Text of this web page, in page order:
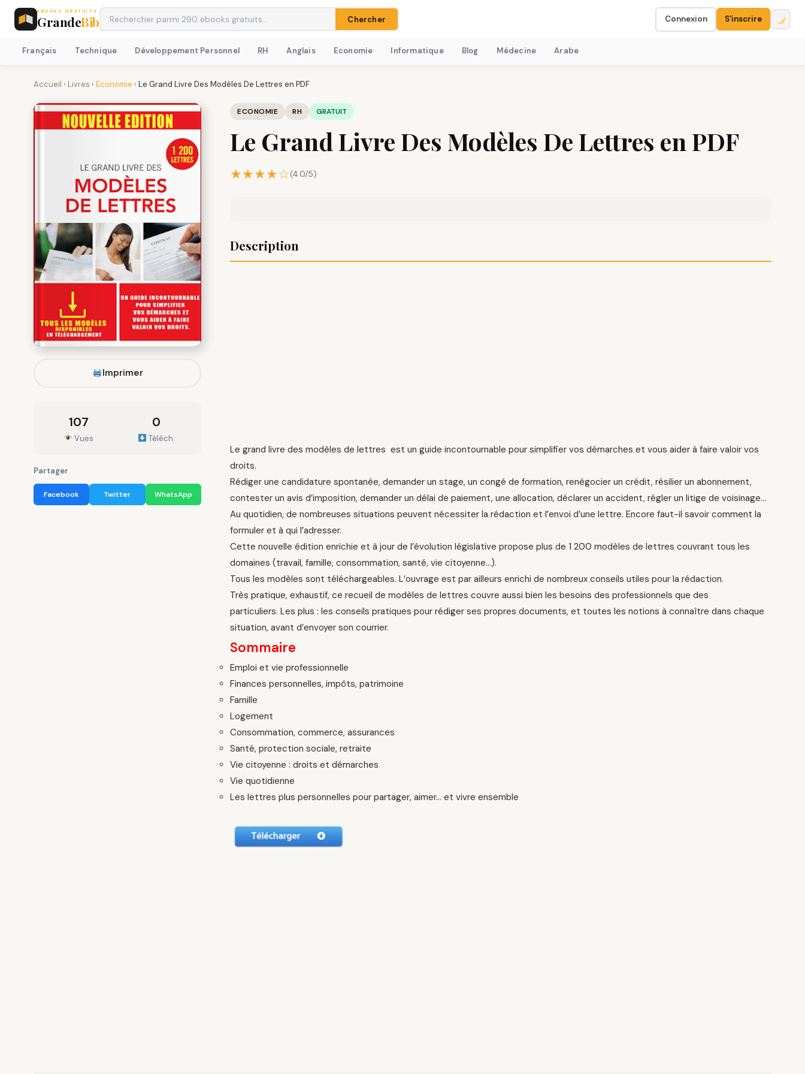
EBOOKS GRATUITS
GrandeBib Chercher Connexion S'inscrire
Français Technique Développement Personnel RH Anglais Economie Informatique Blog Médecine Arabe
Accueil › Livres › Economie › Le Grand Livre Des Modèles De Lettres en PDF
Imprimer
107
Vues
0
Téléch.
Partager
Facebook Twitter WhatsApp
ECONOMIE RH GRATUIT
Le Grand Livre Des Modèles De Lettres en PDF
★★★★☆(4.0/5)
Description
Le grand livre des modèles de lettres est un guide incontournable pour simplifier vos démarches et vous aider à faire valoir vos
droits.
Rédiger une candidature spontanée, demander un stage, un congé de formation, renégocier un crédit, résilier un abonnement,
contester un avis d’imposition, demander un délai de paiement, une allocation, déclarer un accident, régler un litige de voisinage…
Au quotidien, de nombreuses situations peuvent nécessiter la rédaction et l’envoi d’une lettre. Encore faut-il savoir comment la
formuler et à qui l’adresser.
Cette nouvelle édition enrichie et à jour de l’évolution législative propose plus de 1 200 modèles de lettres couvrant tous les
domaines (travail, famille, consommation, santé, vie citoyenne…).
Tous les modèles sont téléchargeables. L’ouvrage est par ailleurs enrichi de nombreux conseils utiles pour la rédaction.
Très pratique, exhaustif, ce recueil de modèles de lettres couvre aussi bien les besoins des professionnels que des
particuliers. Les plus : les conseils pratiques pour rédiger ses propres documents, et toutes les notions à connaître dans chaque
situation, avant d’envoyer son courrier.
Sommaire
Emploi et vie professionnelle
Finances personnelles, impôts, patrimoine
Famille
Logement
Consommation, commerce, assurances
Santé, protection sociale, retraite
Vie citoyenne : droits et démarches
Vie quotidienne
Les lettres plus personnelles pour partager, aimer… et vivre ensemble